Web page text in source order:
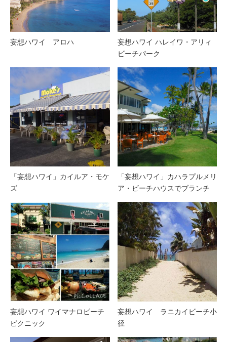
妄想ハワイ アロハ
妄想ハワイ ハレイワ・アリィ
ビーチパーク
「妄想ハワイ」カイルア・モケ
ズ
「妄想ハワイ」カハラプルメリ
ア・ビーチハウスでブランチ
妄想ハワイ ワイマナロビーチ
ピクニック
妄想ハワイ ラニカイビーチ小
径